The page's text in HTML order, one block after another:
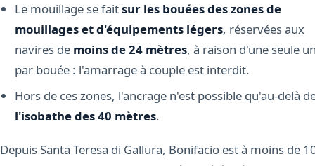
Le mouillage se faitsur les bouées des zones de
mouillages et d'équipements légers, réservées aux
navires de moins de 24 mètres, à raison d'une seule
par bouée : l'amarrage à couple est interdit.
Hors de ces zones, l'ancrage n'est possible qu'au-delà
l'isobathe des 40 mètres.
Depuis Santa Teresa di Gallura, Bonifacio est à moins de